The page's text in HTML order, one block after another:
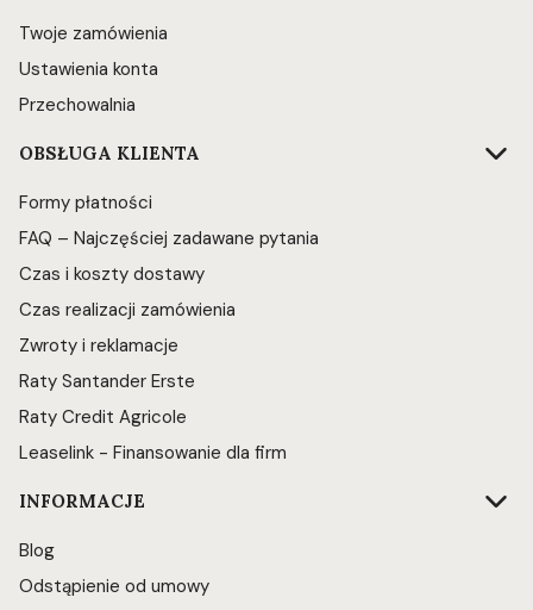
Twoje zamówienia
Ustawienia konta
Przechowalnia
OBSŁUGA KLIENTA
Formy płatności
FAQ – Najczęściej zadawane pytania
Czas i koszty dostawy
Czas realizacji zamówienia
Zwroty i reklamacje
Raty Santander Erste
Raty Credit Agricole
Leaselink - Finansowanie dla firm
INFORMACJE
Blog
Odstąpienie od umowy